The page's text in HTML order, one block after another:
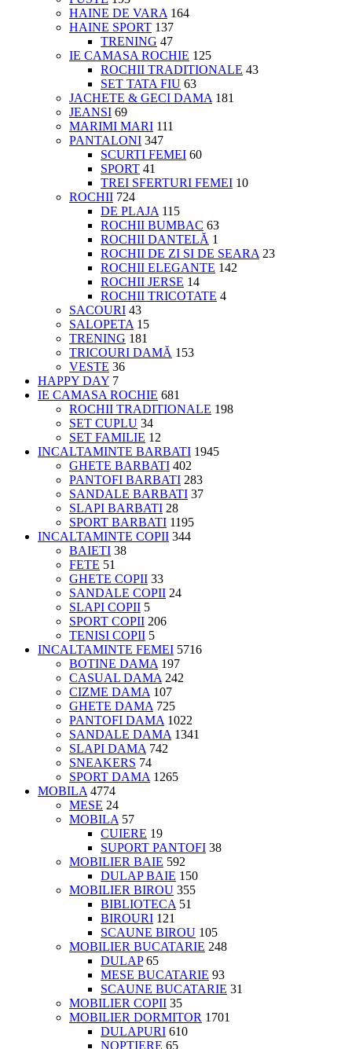
HAINE DE VARA 164
HAINE SPORT 137
TRENING 47
IE CAMASA ROCHIE 125
ROCHII TRADITIONALE 43
SET TATA FIU 63
JACHETE & GECI DAMA 181
JEANSI 69
MARIMI MARI 111
PANTALONI 347
SCURTI FEMEI 60
SPORT 41
TREI SFERTURI FEMEI 10
ROCHII 724
DE PLAJA 115
ROCHII BUMBAC 63
ROCHII DANTELĂ 1
ROCHII DE ZI SI DE SEARA 23
ROCHII ELEGANTE 142
ROCHII JERSE 14
ROCHII TRICOTATE 4
SACOURI 43
SALOPETA 15
TRENING 181
TRICOURI DAMĂ 153
VESTE 36
HAPPY DAY 7
IE CAMASA ROCHIE 681
ROCHII TRADITIONALE 198
SET CUPLU 34
SET FAMILIE 12
INCALTAMINTE BARBATI 1945
GHETE BARBATI 402
PANTOFI BARBATI 283
SANDALE BARBATI 37
SLAPI BARBATI 28
SPORT BARBATI 1195
INCALTAMINTE COPII 344
BAIETI 38
FETE 51
GHETE COPII 33
SANDALE COPII 24
SLAPI COPII 5
SPORT COPII 206
TENISI COPII 5
INCALTAMINTE FEMEI 5716
BOTINE DAMA 197
CASUAL DAMA 242
CIZME DAMA 107
GHETE DAMA 725
PANTOFI DAMA 1022
SANDALE DAMA 1341
SLAPI DAMA 742
SNEAKERS 74
SPORT DAMA 1265
MOBILA 4774
MESE 24
MOBILA 57
CUIERE 19
SUPORT PANTOFI 38
MOBILIER BAIE 592
DULAP BAIE 150
MOBILIER BIROU 355
BIBLIOTECA 51
BIROURI 121
SCAUNE BIROU 105
MOBILIER BUCATARIE 248
DULAP 65
MESE BUCATARIE 93
SCAUNE BUCATARIE 31
MOBILIER COPII 35
MOBILIER DORMITOR 1701
DULAPURI 610
NOPTIERE 65